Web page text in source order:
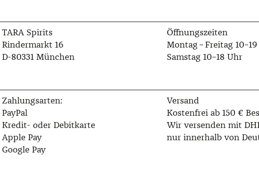
TARA Spirits
Rindermarkt 16
D-80331 München
Öffnungszeiten
Montag – Freitag
Samstag 10–18 Uhr
Zahlungsarten:
PayPal
Kredit- oder Debitkarte
Apple Pay
Google Pay
Versand
Kostenfrei ab 150 €
Wir versenden mit
nur innerhalb von